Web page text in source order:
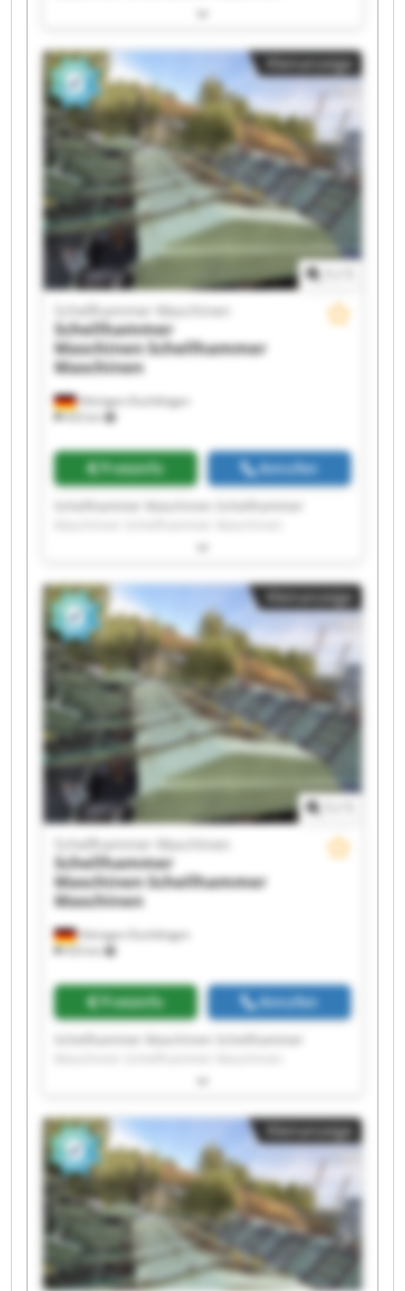
Schellhammer Maschinen Schellhammer
Schellhammer Maschinen Schellhammer
Maschinen Schellhammer Maschinen
Schellhammer Maschinen Schellhammer
Maschinen Schellhammer Maschinen
Schellhammer Maschinen Schellhammer
Maschinen Schellhammer Maschinen
Schellhammer Maschinen Schellhammer
Maschinen Schellhammer Maschinen
Schellhammer Maschinen Schellhammer
Maschinen
Kleinanzeige
Hilzingen-Duchtlingen
433 km
Schellhammer Maschinen
Schellhammer
Maschinen Schellhammer
Maschinen
Preisinfo Anrufen
Schellhammer Maschinen Schellhammer
Schellhammer Maschinen Schellhammer
Maschinen Schellhammer Maschinen
Schellhammer Maschinen Schellhammer
Maschinen Schellhammer Maschinen
Schellhammer Maschinen Schellhammer
Maschinen Schellhammer Maschinen
Schellhammer Maschinen Schellhammer
Maschinen Schellhammer Maschinen
Schellhammer Maschinen Schellhammer
Maschinen
Kleinanzeige
Hilzingen-Duchtlingen
433 km
Schellhammer Maschinen
Schellhammer
Maschinen Schellhammer
Maschinen
Preisinfo Anrufen
Schellhammer Maschinen Schellhammer
Schellhammer Maschinen Schellhammer
Maschinen Schellhammer Maschinen
Schellhammer Maschinen Schellhammer
Maschinen Schellhammer Maschinen
Schellhammer Maschinen Schellhammer
Maschinen Schellhammer Maschinen
Schellhammer Maschinen Schellhammer
Maschinen Schellhammer Maschinen
Schellhammer Maschinen Schellhammer
Maschinen
Kleinanzeige